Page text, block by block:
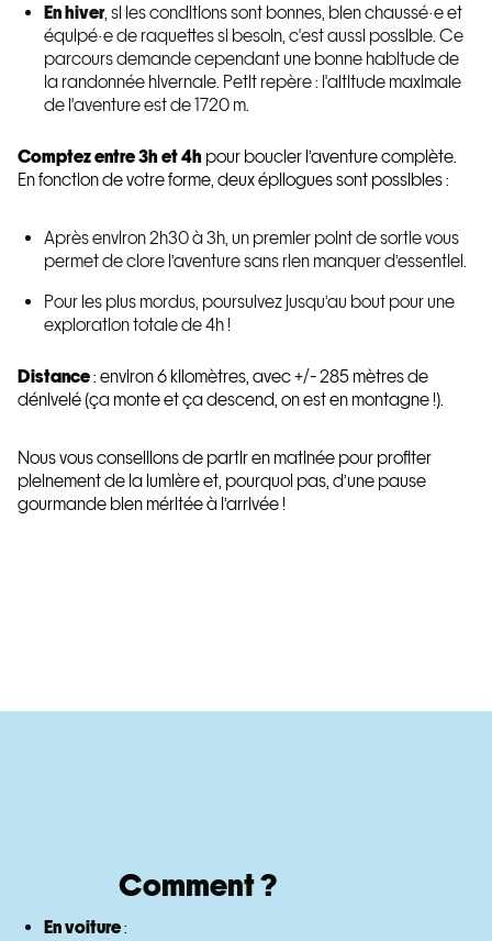
En hiver, si les conditions sont bonnes, bien chaussé·e et
équipé·e de raquettes si besoin, c'est aussi possible. Ce
parcours demande cependant une bonne habitude de
la randonnée hivernale. Petit repère : l'altitude maximale
de l'aventure est de 1720 m.
Comptez entre 3h et 4h pour boucler l’aventure complète.
En fonction de votre forme, deux épilogues sont possibles :
Après environ 2h30 à 3h, un premier point de sortie vous
permet de clore l’aventure sans rien manquer d’essentiel.
Pour les plus mordus, poursuivez jusqu’au bout pour une
exploration totale de 4h !
Distance: environ 6 kilomètres, avec +/- 285 mètres de
dénivelé (ça monte et ça descend, on est en montagne !).
Nous vous conseillons de partir en matinée pour profiter
pleinement de la lumière et, pourquoi pas, d’une pause
gourmande bien méritée à l’arrivée !
Comment ?
En voiture: